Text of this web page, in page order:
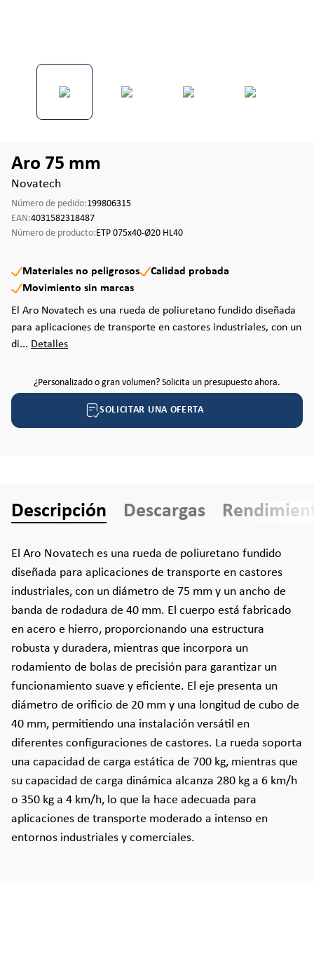
Aro 75 mm
Novatech
Número de pedido:199806315
EAN:4031582318487
Número de producto:ETP 075x40-Ø20 HL40
Materiales no peligrosos
Calidad probada
Movimiento sin marcas
El Aro Novatech es una rueda de poliuretano fundido diseñada
para aplicaciones de transporte en castores industriales, con un
di... Detalles
¿Personalizado o gran volumen? Solicita un presupuesto ahora.
SOLICITAR UNA OFERTA
Descripción Descargas
El Aro Novatech es una rueda de poliuretano fundido
diseñada para aplicaciones de transporte en castores
industriales, con un diámetro de 75 mm y un ancho de
banda de rodadura de 40 mm. El cuerpo está fabricado
en acero e hierro, proporcionando una estructura
robusta y duradera, mientras que incorpora un
rodamiento de bolas de precisión para garantizar un
funcionamiento suave y eficiente. El eje presenta un
diámetro de orificio de 20 mm y una longitud de cubo de
40 mm, permitiendo una instalación versátil en
diferentes configuraciones de castores. La rueda soporta
una capacidad de carga estática de 700 kg, mientras que
su capacidad de carga dinámica alcanza 280 kg a 6 km/h
o 350 kg a 4 km/h, lo que la hace adecuada para
aplicaciones de transporte moderado a intenso en
entornos industriales y comerciales.